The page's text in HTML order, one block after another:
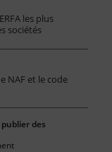
les plus
sociétés
NAF et le code
des